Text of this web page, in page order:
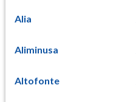
Alia
Aliminusa
Altofonte